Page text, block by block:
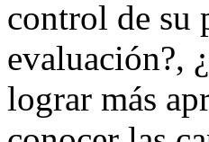
control de su
evaluación?,
lograr más